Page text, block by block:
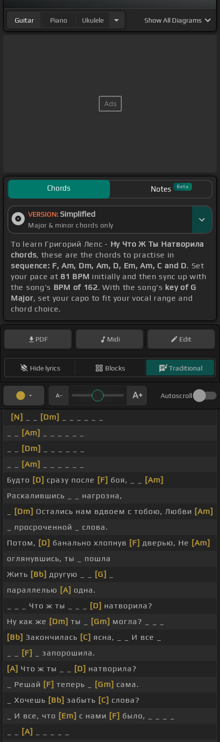
Guitar Piano Ukulele ShowAll Diagrams
Chords Notes Beta
VERSION: Simplified
Major & minor chords only
To learn Григорий Лепс - Ну Что Ж Ты Натворила
chords, these are the chords to practise in
sequence: F, Am, Dm, Am, D, Em, Am, C and D. Set
your pace at 81 BPM initially and then sync up with
the song's BPM of 162. With the song's key of G
Major, set your capo to fit your vocal range and
chord choice.
PDF Midi Edit
Hide lyrics Blocks Traditional
Autoscroll
[N] [Dm]
[Am]
[Dm]
[Am]
Будто [D] сразу после [F] боя, _ _
[Am]
Раскалившись _ _ нагрозна,
[Dm] Остались нам вдвоем с тобою, Любви [Am]
_ просроченной _ слова.
Потом, [D] банально хлопнув [F] дверью, Не [Am]
оглянувшись, ты _ пошла
Жить [Bb] другую _ _ [G]
параллелью [A] одна.
_ _ _ Что ж ты _ _ _
[D] натворила?
Ну как же [Dm] ты _ [Gm] могла? _ _ _
[Bb] Закончилась [C] ясна, _ _ И все _
[F]
_ запорошила.
[A] Что ж ты _ _ [D] натворила?
_ Решай [F] теперь _ [Gm] сама.
_ Хочешь [Bb] забыть [C] слова?
_ И все, что [Em] с нами [F] было, _ _ _ _
[A]